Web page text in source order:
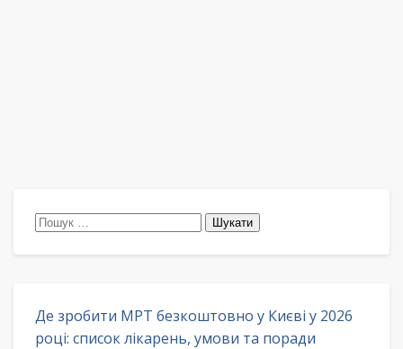
Пошук:
Де зробити МРТ безкоштовно у Києві у 2026
році: список лікарень, умови та поради